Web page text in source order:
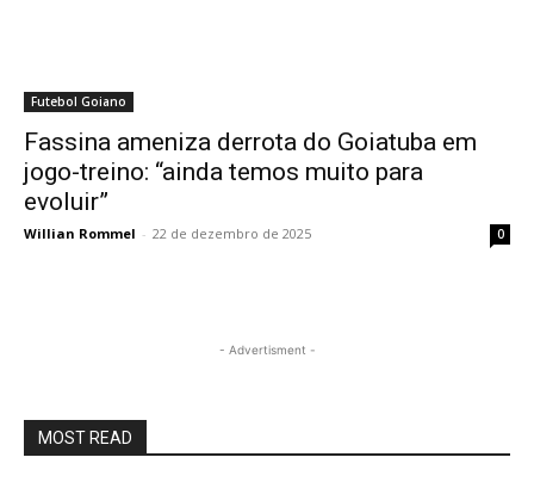
Futebol Goiano
Fassina ameniza derrota do Goiatuba em
jogo-treino: “ainda temos muito para
evoluir”
Willian Rommel - 22 de dezembro de 2025 0
- Advertisment -
MOST READ